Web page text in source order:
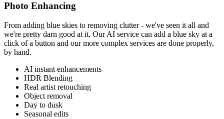
Photo Enhancing​​​​‌ ‍ ​‍​‍‌‍ ‌ ​‍‌‍‍‌‌‍‌ ‌‍‍‌‌‍ ‍​‍​‍​ ‍‍​‍​‍‌ ​ ‌‍​‌‌‍ ‍‌‍‍‌‌ ‌​‌ ‍‌​‍ ‍‌‍‍‌‌‍ ​‍​‍​‍ ​​‍​‍‌‍‍​‌ ​‍‌‍‌‌‌‍‌‍​‍​‍​ ‍‍​‍​‍​‍ ‌‍​‌‌‍‌​‌‍ ‌‌‍‍‌‌‍ ‍​‍ ‌‍‍‌‌‍ ‍‌ ‌​‌‍‌‌‌‍ ‍‌ ‌​​‍ ‌‍‌‌‌‍‌​‌‍‍‌‌ ‌​​‍ ‌‍ ‌‌‍ ‌‍‌​‌‍‌‌​ ‌‌ ​​‌ ​‍‌‍‌‌‌ ​ ‌‍‌‌‌‍ ‍‌ ‌​‌‍​‌‌ ‌​‌‍‍‌‌‍ ‌‍ ‍​ ‍ ‌‍‍‌‌‍‌​​ ‌‌‍‍​‌‍ ‌‍ ‌‌‍‌‌​ ‍ ‌ ‌​‌ ‍‌‌ ​​‌‍‌‌​ ‌‌‍‍​‌‍ ‌‍ ‌‌‍‌‌​ ‍ ‌ ​​‌‍​‌‌ ‌​‌‍‍​​ ‌‌‍​ ‌‍ ‌‍ ‍‌ ‌​‌‍‌‌‌‍ ‍‌ ‌​​‍‌‌​ ‌‌‌​​‍‌‌ ‌‍‍ ‌‍‌‌‌ ‍‌​‍‌‌​ ​ ‌​‌​​‍‌‌​ ​ ‌​‌​​‍‌‌​ ​‍​ ​‍​ ​​‌‍‌‍​ ‌‌‌‍‌​​ ‍​​ ​​‌‍​‍​ ‌‍‌‍‌‍​ ‌‍​ ‌‍​ ​‌​‍‌‌​ ​‍​ ​‍​‍‌‌​ ‌‌‌​‌​​‍ ‍‌‍ ​‌‍‍‌‌ ​ ‌ ‌​​‍‌‌​ ‌‌‌​​‍‌‌ ‌‍‍ ‌‍‌‌‌ ‍‌​‍‌‌​ ​ ‌​‌​​‍‌‌​ ​ ‌​‌​​‍‌‌​ ​‍​ ​‍‌‍​‌​ ​ ‌‍​‍​ ‍‌‌‍​‍‌‍‌​​ ‌‌‌‍‌‌​ ‍‌​ ​‌​ ‌‍​ ​‌​‍‌‌​ ​‍​ ​‍​‍‌‌​ ‌‌‌​‌​​‍ ‍‌ ‌​‌‍‍‌‌ ‌​‌‍ ​‌‍‌‌​‍‌‌​ ‌‌‌​​‍‌‌ ‌‍‍ ‌‍‌‌‌ ‍‌​‍‌‌​ ​ ‌​‌​​‍‌‌​ ​ ‌​‌​​‍‌‌​ ​‍​ ​‍‌‍​‌​ ​ ‌‍​‍​ ‌​‌‍​ ​ ‌ ‌‍​ ​ ​‍​ ‌‌​ ​‍​ ​​​ ‌​​‍‌‌​ ​‍​ ​‍​‍‌‌​ ‌‌‌​‌​​‍ ‍‌‍​ ‌‍‍​‌‍‍‌‌‍ ​‌‍‌​‌ ​‍‌‍‌‌‌‍ ‍​‍‌‌​ ‌‌‌​​‍‌‌ ‌‍‍ ‌‍‌‌‌ ‍‌​‍‌‌​ ​ ‌​‌​​‍‌‌​ ​ ‌​‌​​‍‌‌​ ​‍​ ​‍‌‍‌‌‌‍‌‍​ ‌ ‌‍‌‍​ ‍‌​ ​‍‌‍‌​​ ​‍​ ​ ​ ‌‌​ ‌ ‌‍‌‌​‍‌‌​ ​‍​ ​‍​‍‌‌​ ‌‌‌​‌​​‍ ‍‌ ‌​‌‍‌‌‌ ‍​‌ ‌​​ ‌‍​‍‌‍​‌‌ ​ ‌‍‌‌‌‌‌‌‌ ​‍‌‍ ​​ ‌​‍‌‌​ ​‍‌​‌‍‌‍​‌‌‍‌​‌‍ ‌‌‍‍‌‌‍ ‍​‍‌‍‌‍‍‌‌‍‌​​ ‌‌‍‍​‌‍ ‌‍ ‌‌‍‌‌​‍‌‍‌ ‌​‌ ‍‌‌ ​​‌‍‌‌​ ‌‌‍‍​‌‍ ‌‍ ‌‌‍‌‌​‍‌‍‌ ​​‌‍​‌‌ ‌​‌‍‍​​ ‌‌‍​ ‌‍ ‌‍ ‍‌ ‌​‌‍‌‌‌‍ ‍‌ ‌​​‍‌‌​ ‌‌‌​​‍‌‌ ‌‍‍ ‌‍‌‌‌ ‍‌​‍‌‌​ ​ ‌​‌​​‍‌‌​ ​ ‌​‌​​‍‌‌​ ​‍​ ​‍​ ​​‌‍‌‍​ ‌‌‌‍‌​​ ‍​​ ​​‌‍​‍​ ‌‍‌‍‌‍​ ‌‍​ ‌‍​ ​‌​‍‌‌​ ​‍​ ​‍​‍‌‌​ ‌‌‌​‌​​‍ ‍‌‍ ​‌‍‍‌‌ ​ ‌ ‌​​‍‌‌​ ‌‌‌​​‍‌‌ ‌‍‍ ‌‍‌‌‌ ‍‌​‍‌‌​ ​ ‌​‌​​‍‌‌​ ​ ‌​‌​​‍‌‌​ ​‍​ ​‍‌‍​‌​ ​ ‌‍​‍​ ‍‌‌‍​‍‌‍‌​​ ‌‌‌‍‌‌​ ‍‌​ ​‌​ ‌‍​ ​‌​‍‌‌​ ​‍​ ​‍​‍‌‌​ ‌‌‌​‌​​‍ ‍‌ ‌​‌‍‍‌‌ ‌​‌‍ ​‌‍‌‌​‍‌‌​ ‌‌‌​​‍‌‌ ‌‍‍ ‌‍‌‌‌ ‍‌​‍‌‌​ ​ ‌​‌​​‍‌‌​ ​ ‌​‌​​‍‌‌​ ​‍​ ​‍‌‍​‌​ ​ ‌‍​‍​ ‌​‌‍​ ​ ‌ ‌‍​ ​ ​‍​ ‌‌​ ​‍​ ​​​ ‌​​‍‌‌​ ​‍​ ​‍​‍‌‌​ ‌‌‌​‌​​‍ ‍‌‍​ ‌‍‍​‌‍‍‌‌‍ ​‌‍‌​‌ ​‍‌‍‌‌‌‍ ‍​‍‌‌​ ‌‌‌​​‍‌‌ ‌‍‍ ‌‍‌‌‌ ‍‌​‍‌‌​ ​ ‌​‌​​‍‌‌​ ​ ‌​‌​​‍‌‌​ ​‍​ ​‍‌‍‌‌‌‍‌‍​ ‌ ‌‍‌‍​ ‍‌​ ​‍‌‍‌​​ ​‍​ ​ ​ ‌‌​ ‌ ‌‍‌‌​‍‌‌​ ​‍​ ​‍​‍‌‌​ ‌‌‌​‌​​‍ ‍‌ ‌​‌‍‌‌‌ ‍​‌ ‌​​‍‌‍‌ ​​‌‍‌‌‌ ​‍‌ ​ ‌ ​​‌‍‌‌‌‍​ ‌ ‌​‌‍‍‌‌ ‌‍‌‍‌‌​ ‌‌ ​​‌ ‌‌‌‍​‍‌‍ ​‌‍‍‌‌ ​ ‌‍‍​‌‍‌‌‌‍‌​​‍​‍‌ ‌
From adding blue skies to removing clutter - we've seen it all and
we're pretty darn good at it. Our AI service can add a blue sky at a
click of a button and our more complex services are done properly,
by hand.​​​​‌ ‍ ​‍​‍‌‍ ‌ ​‍‌‍‍‌‌‍‌ ‌‍‍‌‌‍ ‍​‍​‍​ ‍‍​‍​‍‌ ​ ‌‍​‌‌‍ ‍‌‍‍‌‌ ‌​‌ ‍‌​‍ ‍‌‍‍‌‌‍ ​‍​‍​‍ ​​‍​‍‌‍‍​‌ ​‍‌‍‌‌‌‍‌‍​‍​‍​ ‍‍​‍​‍​‍ ‌‍​‌‌‍‌​‌‍ ‌‌‍‍‌‌‍ ‍​‍ ‌‍‍‌‌‍ ‍‌ ‌​‌‍‌‌‌‍ ‍‌ ‌​​‍ ‌‍‌‌‌‍‌​‌‍‍‌‌ ‌​​‍ ‌‍ ‌‌‍ ‌‍‌​‌‍‌‌​ ‌‌ ​​‌ ​‍‌‍‌‌‌ ​ ‌‍‌‌‌‍ ‍‌ ‌​‌‍​‌‌ ‌​‌‍‍‌‌‍ ‌‍ ‍​ ‍ ‌‍‍‌‌‍‌​​ ‌‌‍‍​‌‍ ‌‍ ‌‌‍‌‌​ ‍ ‌ ‌​‌ ‍‌‌ ​​‌‍‌‌​ ‌‌‍‍​‌‍ ‌‍ ‌‌‍‌‌​ ‍ ‌ ​​‌‍​‌‌ ‌​‌‍‍​​ ‌‌‍​ ‌‍ ‌‍ ‍‌ ‌​‌‍‌‌‌‍ ‍‌ ‌​​‍‌‌​ ‌‌‌​​‍‌‌ ‌‍‍ ‌‍‌‌‌ ‍‌​‍‌‌​ ​ ‌​‌​​‍‌‌​ ​ ‌​‌​​‍‌‌​ ​‍​ ​‍​ ​​‌‍‌‍​ ‌‌‌‍‌​​ ‍​​ ​​‌‍​‍​ ‌‍‌‍‌‍​ ‌‍​ ‌‍​ ​‌​‍‌‌​ ​‍​ ​‍​‍‌‌​ ‌‌‌​‌​​‍ ‍‌‍ ​‌‍‍‌‌ ​ ‌ ‌​​‍‌‌​ ‌‌‌​​‍‌‌ ‌‍‍ ‌‍‌‌‌ ‍‌​‍‌‌​ ​ ‌​‌​​‍‌‌​ ​ ‌​‌​​‍‌‌​ ​‍​ ​‍‌‍​‌​ ​ ‌‍​‍​ ‍‌‌‍​‍‌‍‌​​ ‌‌‌‍‌‌​ ‍‌​ ​‌​ ‌‍​ ​‌​‍‌‌​ ​‍​ ​‍​‍‌‌​ ‌‌‌​‌​​‍ ‍‌ ​ ‌ ‌‌‌‍​‍‌ ‌​‌‍‍‌‌ ‌​‌‍ ​‌‍‌‌​‍‌‌​ ‌‌‌​​‍‌‌ ‌‍‍ ‌‍‌‌‌ ‍‌​‍‌‌​ ​ ‌​‌​​‍‌‌​ ​ ‌​‌​​‍‌‌​ ​‍​ ​‍‌‍‌​​ ‍‌​ ​‍‌‍​ ​ ‍‌​ ‌​​ ‍​​ ​‌​ ‌ ‌‍‌‍​ ‌‍​ ‍‌​‍‌‌​ ​‍​ ​‍​‍‌‌​ ‌‌‌​‌​​‍ ‍‌‍​ ‌‍‍​‌‍‍‌‌‍ ​‌‍‌​‌ ​‍‌‍‌‌‌‍ ‍​‍‌‌​ ‌‌‌​​‍‌‌ ‌‍‍ ‌‍‌‌‌ ‍‌​‍‌‌​ ​ ‌​‌​​‍‌‌​ ​ ‌​‌​​‍‌‌​ ​‍​ ​‍‌‍​‌​ ​‍​ ‌ ​ ‌‍​ ‌​​ ​‌​ ‌‍​ ‌‌​ ​​​ ​ ​ ‌‌‌‍​‌​‍‌‌​ ​‍​ ​‍​‍‌‌​ ‌‌‌​‌​​‍ ‍‌ ‌​‌‍‌‌‌ ‍​‌ ‌​​ ‌‍​‍‌‍​‌‌ ​ ‌‍‌‌‌‌‌‌‌ ​‍‌‍ ​​ ‌​‍‌‌​ ​‍‌​‌‍‌‍​‌‌‍‌​‌‍ ‌‌‍‍‌‌‍ ‍​‍‌‍‌‍‍‌‌‍‌​​ ‌‌‍‍​‌‍ ‌‍ ‌‌‍‌‌​‍‌‍‌ ‌​‌ ‍‌‌ ​​‌‍‌‌​ ‌‌‍‍​‌‍ ‌‍ ‌‌‍‌‌​‍‌‍‌ ​​‌‍​‌‌ ‌​‌‍‍​​ ‌‌‍​ ‌‍ ‌‍ ‍‌ ‌​‌‍‌‌‌‍ ‍‌ ‌​​‍‌‌​ ‌‌‌​​‍‌‌ ‌‍‍ ‌‍‌‌‌ ‍‌​‍‌‌​ ​ ‌​‌​​‍‌‌​ ​ ‌​‌​​‍‌‌​ ​‍​ ​‍​ ​​‌‍‌‍​ ‌‌‌‍‌​​ ‍​​ ​​‌‍​‍​ ‌‍‌‍‌‍​ ‌‍​ ‌‍​ ​‌​‍‌‌​ ​‍​ ​‍​‍‌‌​ ‌‌‌​‌​​‍ ‍‌‍ ​‌‍‍‌‌ ​ ‌ ‌​​‍‌‌​ ‌‌‌​​‍‌‌ ‌‍‍ ‌‍‌‌‌ ‍‌​‍‌‌​ ​ ‌​‌​​‍‌‌​ ​ ‌​‌​​‍‌‌​ ​‍​ ​‍‌‍​‌​ ​ ‌‍​‍​ ‍‌‌‍​‍‌‍‌​​ ‌‌‌‍‌‌​ ‍‌​ ​‌​ ‌‍​ ​‌​‍‌‌​ ​‍​ ​‍​‍‌‌​ ‌‌‌​‌​​‍ ‍‌ ​ ‌ ‌‌‌‍​‍‌ ‌​‌‍‍‌‌ ‌​‌‍ ​‌‍‌‌​‍‌‌​ ‌‌‌​​‍‌‌ ‌‍‍ ‌‍‌‌‌ ‍‌​‍‌‌​ ​ ‌​‌​​‍‌‌​ ​ ‌​‌​​‍‌‌​ ​‍​ ​‍‌‍‌​​ ‍‌​ ​‍‌‍​ ​ ‍‌​ ‌​​ ‍​​ ​‌​ ‌ ‌‍‌‍​ ‌‍​ ‍‌​‍‌‌​ ​‍​ ​‍​‍‌‌​ ‌‌‌​‌​​‍ ‍‌‍​ ‌‍‍​‌‍‍‌‌‍ ​‌‍‌​‌ ​‍‌‍‌‌‌‍ ‍​‍‌‌​ ‌‌‌​​‍‌‌ ‌‍‍ ‌‍‌‌‌ ‍‌​‍‌‌​ ​ ‌​‌​​‍‌‌​ ​ ‌​‌​​‍‌‌​ ​‍​ ​‍‌‍​‌​ ​‍​ ‌ ​ ‌‍​ ‌​​ ​‌​ ‌‍​ ‌‌​ ​​​ ​ ​ ‌‌‌‍​‌​‍‌‌​ ​‍​ ​‍​‍‌‌​ ‌‌‌​‌​​‍ ‍‌ ‌​‌‍‌‌‌ ‍​‌ ‌​​‍‌‍‌ ​​‌‍‌‌‌ ​‍‌ ​ ‌ ​​‌‍‌‌‌‍​ ‌ ‌​‌‍‍‌‌ ‌‍‌‍‌‌​ ‌‌ ​​‌ ‌‌‌‍​‍‌‍ ​‌‍‍‌‌ ​ ‌‍‍​‌‍‌‌‌‍‌​​‍​‍‌ ‌
AI instant enhancements​​​​‌ ‍ ​‍​‍‌‍ ‌ ​‍‌‍‍‌‌‍‌ ‌‍‍‌‌‍ ‍​‍​‍​ ‍‍​‍​‍‌ ​ ‌‍​‌‌‍ ‍‌‍‍‌‌ ‌​‌ ‍‌​‍ ‍‌‍‍‌‌‍ ​‍​‍​‍ ​​‍​‍‌‍‍​‌ ​‍‌‍‌‌‌‍‌‍​‍​‍​ ‍‍​‍​‍​‍ ‌‍​‌‌‍‌​‌‍ ‌‌‍‍‌‌‍ ‍​‍ ‌‍‍‌‌‍ ‍‌ ‌​‌‍‌‌‌‍ ‍‌ ‌​​‍ ‌‍‌‌‌‍‌​‌‍‍‌‌ ‌​​‍ ‌‍ ‌‌‍ ‌‍‌​‌‍‌‌​ ‌‌ ​​‌ ​‍‌‍‌‌‌ ​ ‌‍‌‌‌‍ ‍‌ ‌​‌‍​‌‌ ‌​‌‍‍‌‌‍ ‌‍ ‍​ ‍ ‌‍‍‌‌‍‌​​ ‌‌‍‍​‌‍ ‌‍ ‌‌‍‌‌​ ‍ ‌ ‌​‌ ‍‌‌ ​​‌‍‌‌​ ‌‌‍‍​‌‍ ‌‍ ‌‌‍‌‌​ ‍ ‌ ​​‌‍​‌‌ ‌​‌‍‍​​ ‌‌‍​ ‌‍ ‌‍ ‍‌ ‌​‌‍‌‌‌‍ ‍‌ ‌​​‍‌‌​ ‌‌‌​​‍‌‌ ‌‍‍ ‌‍‌‌‌ ‍‌​‍‌‌​ ​ ‌​‌​​‍‌‌​ ​ ‌​‌​​‍‌‌​ ​‍​ ​‍​ ​​‌‍‌‍​ ‌‌‌‍‌​​ ‍​​ ​​‌‍​‍​ ‌‍‌‍‌‍​ ‌‍​ ‌‍​ ​‌​‍‌‌​ ​‍​ ​‍​‍‌‌​ ‌‌‌​‌​​‍ ‍‌‍ ​‌‍‍‌‌ ​ ‌ ‌​​‍‌‌​ ‌‌‌​​‍‌‌ ‌‍‍ ‌‍‌‌‌ ‍‌​‍‌‌​ ​ ‌​‌​​‍‌‌​ ​ ‌​‌​​‍‌‌​ ​‍​ ​‍‌‍​‌​ ​ ‌‍​‍​ ‍‌‌‍​‍‌‍‌​​ ‌‌‌‍‌‌​ ‍‌​ ​‌​ ‌‍​ ​‌​‍‌‌​ ​‍​ ​‍​‍‌‌​ ‌‌‌​‌​​‍ ‍‌ ​ ‌ ‌‌‌‍​‍‌ ‌​‌‍‍‌‌ ‌​‌‍ ​‌‍‌‌​‍‌‌​ ‌‌‌​​‍‌‌ ‌‍‍ ‌‍‌‌‌ ‍‌​‍‌‌​ ​ ‌​‌​​‍‌‌​ ​ ‌​‌​​‍‌‌​ ​‍​ ​‍‌‍‌​​ ‌​​ ‍‌​ ​ ​ ‍​​ ​​‌‍‌‍​ ‌‍‌‍‌​‌‍​‌‌‍‌​‌‍​‍​‍‌‌​ ​‍​ ​‍​‍‌‌​ ‌‌‌​‌​​‍ ‍‌‍​ ‌‍‍​‌‍‍‌‌‍ ​‌‍‌​‌ ​‍‌‍‌‌‌‍ ‍​‍‌‌​ ‌‌‌​​‍‌‌ ‌‍‍ ‌‍‌‌‌ ‍‌​‍‌‌​ ​ ‌​‌​​‍‌‌​ ​ ‌​‌​​‍‌‌​ ​‍​ ​‍​ ‌‍‌‍‌‌‌‍‌​​ ‌‍‌‍​‍‌‍‌‍‌‍‌​​ ​‍‌‍​‌​ ‌‌​ ‍‌​ ​‍​‍‌‌​ ​‍​ ​‍​‍‌‌​ ‌‌‌​‌​​‍ ‍‌ ‌​‌‍‌‌‌ ‍​‌ ‌​​ ‌‍​‍‌‍​‌‌ ​ ‌‍‌‌‌‌‌‌‌ ​‍‌‍ ​​ ‌​‍‌‌​ ​‍‌​‌‍‌‍​‌‌‍‌​‌‍ ‌‌‍‍‌‌‍ ‍​‍‌‍‌‍‍‌‌‍‌​​ ‌‌‍‍​‌‍ ‌‍ ‌‌‍‌‌​‍‌‍‌ ‌​‌ ‍‌‌ ​​‌‍‌‌​ ‌‌‍‍​‌‍ ‌‍ ‌‌‍‌‌​‍‌‍‌ ​​‌‍​‌‌ ‌​‌‍‍​​ ‌‌‍​ ‌‍ ‌‍ ‍‌ ‌​‌‍‌‌‌‍ ‍‌ ‌​​‍‌‌​ ‌‌‌​​‍‌‌ ‌‍‍ ‌‍‌‌‌ ‍‌​‍‌‌​ ​ ‌​‌​​‍‌‌​ ​ ‌​‌​​‍‌‌​ ​‍​ ​‍​ ​​‌‍‌‍​ ‌‌‌‍‌​​ ‍​​ ​​‌‍​‍​ ‌‍‌‍‌‍​ ‌‍​ ‌‍​ ​‌​‍‌‌​ ​‍​ ​‍​‍‌‌​ ‌‌‌​‌​​‍ ‍‌‍ ​‌‍‍‌‌ ​ ‌ ‌​​‍‌‌​ ‌‌‌​​‍‌‌ ‌‍‍ ‌‍‌‌‌ ‍‌​‍‌‌​ ​ ‌​‌​​‍‌‌​ ​ ‌​‌​​‍‌‌​ ​‍​ ​‍‌‍​‌​ ​ ‌‍​‍​ ‍‌‌‍​‍‌‍‌​​ ‌‌‌‍‌‌​ ‍‌​ ​‌​ ‌‍​ ​‌​‍‌‌​ ​‍​ ​‍​‍‌‌​ ‌‌‌​‌​​‍ ‍‌ ​ ‌ ‌‌‌‍​‍‌ ‌​‌‍‍‌‌ ‌​‌‍ ​‌‍‌‌​‍‌‌​ ‌‌‌​​‍‌‌ ‌‍‍ ‌‍‌‌‌ ‍‌​‍‌‌​ ​ ‌​‌​​‍‌‌​ ​ ‌​‌​​‍‌‌​ ​‍​ ​‍‌‍‌​​ ‌​​ ‍‌​ ​ ​ ‍​​ ​​‌‍‌‍​ ‌‍‌‍‌​‌‍​‌‌‍‌​‌‍​‍​‍‌‌​ ​‍​ ​‍​‍‌‌​ ‌‌‌​‌​​‍ ‍‌‍​ ‌‍‍​‌‍‍‌‌‍ ​‌‍‌​‌ ​‍‌‍‌‌‌‍ ‍​‍‌‌​ ‌‌‌​​‍‌‌ ‌‍‍ ‌‍‌‌‌ ‍‌​‍‌‌​ ​ ‌​‌​​‍‌‌​ ​ ‌​‌​​‍‌‌​ ​‍​ ​‍​ ‌‍‌‍‌‌‌‍‌​​ ‌‍‌‍​‍‌‍‌‍‌‍‌​​ ​‍‌‍​‌​ ‌‌​ ‍‌​ ​‍​‍‌‌​ ​‍​ ​‍​‍‌‌​ ‌‌‌​‌​​‍ ‍‌ ‌​‌‍‌‌‌ ‍​‌ ‌​​‍‌‍‌ ​​‌‍‌‌‌ ​‍‌ ​ ‌ ​​‌‍‌‌‌‍​ ‌ ‌​‌‍‍‌‌ ‌‍‌‍‌‌​ ‌‌ ​​‌ ‌‌‌‍​‍‌‍ ​‌‍‍‌‌ ​ ‌‍‍​‌‍‌‌‌‍‌​​‍​‍‌ ‌
HDR Blending​​​​‌ ‍ ​‍​‍‌‍ ‌ ​‍‌‍‍‌‌‍‌ ‌‍‍‌‌‍ ‍​‍​‍​ ‍‍​‍​‍‌ ​ ‌‍​‌‌‍ ‍‌‍‍‌‌ ‌​‌ ‍‌​‍ ‍‌‍‍‌‌‍ ​‍​‍​‍ ​​‍​‍‌‍‍​‌ ​‍‌‍‌‌‌‍‌‍​‍​‍​ ‍‍​‍​‍​‍ ‌‍​‌‌‍‌​‌‍ ‌‌‍‍‌‌‍ ‍​‍ ‌‍‍‌‌‍ ‍‌ ‌​‌‍‌‌‌‍ ‍‌ ‌​​‍ ‌‍‌‌‌‍‌​‌‍‍‌‌ ‌​​‍ ‌‍ ‌‌‍ ‌‍‌​‌‍‌‌​ ‌‌ ​​‌ ​‍‌‍‌‌‌ ​ ‌‍‌‌‌‍ ‍‌ ‌​‌‍​‌‌ ‌​‌‍‍‌‌‍ ‌‍ ‍​ ‍ ‌‍‍‌‌‍‌​​ ‌‌‍‍​‌‍ ‌‍ ‌‌‍‌‌​ ‍ ‌ ‌​‌ ‍‌‌ ​​‌‍‌‌​ ‌‌‍‍​‌‍ ‌‍ ‌‌‍‌‌​ ‍ ‌ ​​‌‍​‌‌ ‌​‌‍‍​​ ‌‌‍​ ‌‍ ‌‍ ‍‌ ‌​‌‍‌‌‌‍ ‍‌ ‌​​‍‌‌​ ‌‌‌​​‍‌‌ ‌‍‍ ‌‍‌‌‌ ‍‌​‍‌‌​ ​ ‌​‌​​‍‌‌​ ​ ‌​‌​​‍‌‌​ ​‍​ ​‍​ ​​‌‍‌‍​ ‌‌‌‍‌​​ ‍​​ ​​‌‍​‍​ ‌‍‌‍‌‍​ ‌‍​ ‌‍​ ​‌​‍‌‌​ ​‍​ ​‍​‍‌‌​ ‌‌‌​‌​​‍ ‍‌‍ ​‌‍‍‌‌ ​ ‌ ‌​​‍‌‌​ ‌‌‌​​‍‌‌ ‌‍‍ ‌‍‌‌‌ ‍‌​‍‌‌​ ​ ‌​‌​​‍‌‌​ ​ ‌​‌​​‍‌‌​ ​‍​ ​‍‌‍​‌​ ​ ‌‍​‍​ ‍‌‌‍​‍‌‍‌​​ ‌‌‌‍‌‌​ ‍‌​ ​‌​ ‌‍​ ​‌​‍‌‌​ ​‍​ ​‍​‍‌‌​ ‌‌‌​‌​​‍ ‍‌ ​ ‌ ‌‌‌‍​‍‌ ‌​‌‍‍‌‌ ‌​‌‍ ​‌‍‌‌​‍‌‌​ ‌‌‌​​‍‌‌ ‌‍‍ ‌‍‌‌‌ ‍‌​‍‌‌​ ​ ‌​‌​​‍‌‌​ ​ ‌​‌​​‍‌‌​ ​‍​ ​‍​ ​​​ ‌‍​ ​ ​ ​‍​ ‍​​ ‌ ​ ​‍‌‍​ ‌‍‌‍​ ​​‌‍‌‍​ ‌ ​‍‌‌​ ​‍​ ​‍​‍‌‌​ ‌‌‌​‌​​‍ ‍‌‍​ ‌‍‍​‌‍‍‌‌‍ ​‌‍‌​‌ ​‍‌‍‌‌‌‍ ‍​‍‌‌​ ‌‌‌​​‍‌‌ ‌‍‍ ‌‍‌‌‌ ‍‌​‍‌‌​ ​ ‌​‌​​‍‌‌​ ​ ‌​‌​​‍‌‌​ ​‍​ ​‍‌‍​ ​ ‍‌‌‍‌‌‌‍​‌‌‍‌​‌‍‌​‌‍​‍​ ‌‍‌‍‌​‌‍‌​‌‍​‌​ ​‌​‍‌‌​ ​‍​ ​‍​‍‌‌​ ‌‌‌​‌​​‍ ‍‌ ‌​‌‍‌‌‌ ‍​‌ ‌​​ ‌‍​‍‌‍​‌‌ ​ ‌‍‌‌‌‌‌‌‌ ​‍‌‍ ​​ ‌​‍‌‌​ ​‍‌​‌‍‌‍​‌‌‍‌​‌‍ ‌‌‍‍‌‌‍ ‍​‍‌‍‌‍‍‌‌‍‌​​ ‌‌‍‍​‌‍ ‌‍ ‌‌‍‌‌​‍‌‍‌ ‌​‌ ‍‌‌ ​​‌‍‌‌​ ‌‌‍‍​‌‍ ‌‍ ‌‌‍‌‌​‍‌‍‌ ​​‌‍​‌‌ ‌​‌‍‍​​ ‌‌‍​ ‌‍ ‌‍ ‍‌ ‌​‌‍‌‌‌‍ ‍‌ ‌​​‍‌‌​ ‌‌‌​​‍‌‌ ‌‍‍ ‌‍‌‌‌ ‍‌​‍‌‌​ ​ ‌​‌​​‍‌‌​ ​ ‌​‌​​‍‌‌​ ​‍​ ​‍​ ​​‌‍‌‍​ ‌‌‌‍‌​​ ‍​​ ​​‌‍​‍​ ‌‍‌‍‌‍​ ‌‍​ ‌‍​ ​‌​‍‌‌​ ​‍​ ​‍​‍‌‌​ ‌‌‌​‌​​‍ ‍‌‍ ​‌‍‍‌‌ ​ ‌ ‌​​‍‌‌​ ‌‌‌​​‍‌‌ ‌‍‍ ‌‍‌‌‌ ‍‌​‍‌‌​ ​ ‌​‌​​‍‌‌​ ​ ‌​‌​​‍‌‌​ ​‍​ ​‍‌‍​‌​ ​ ‌‍​‍​ ‍‌‌‍​‍‌‍‌​​ ‌‌‌‍‌‌​ ‍‌​ ​‌​ ‌‍​ ​‌​‍‌‌​ ​‍​ ​‍​‍‌‌​ ‌‌‌​‌​​‍ ‍‌ ​ ‌ ‌‌‌‍​‍‌ ‌​‌‍‍‌‌ ‌​‌‍ ​‌‍‌‌​‍‌‌​ ‌‌‌​​‍‌‌ ‌‍‍ ‌‍‌‌‌ ‍‌​‍‌‌​ ​ ‌​‌​​‍‌‌​ ​ ‌​‌​​‍‌‌​ ​‍​ ​‍​ ​​​ ‌‍​ ​ ​ ​‍​ ‍​​ ‌ ​ ​‍‌‍​ ‌‍‌‍​ ​​‌‍‌‍​ ‌ ​‍‌‌​ ​‍​ ​‍​‍‌‌​ ‌‌‌​‌​​‍ ‍‌‍​ ‌‍‍​‌‍‍‌‌‍ ​‌‍‌​‌ ​‍‌‍‌‌‌‍ ‍​‍‌‌​ ‌‌‌​​‍‌‌ ‌‍‍ ‌‍‌‌‌ ‍‌​‍‌‌​ ​ ‌​‌​​‍‌‌​ ​ ‌​‌​​‍‌‌​ ​‍​ ​‍‌‍​ ​ ‍‌‌‍‌‌‌‍​‌‌‍‌​‌‍‌​‌‍​‍​ ‌‍‌‍‌​‌‍‌​‌‍​‌​ ​‌​‍‌‌​ ​‍​ ​‍​‍‌‌​ ‌‌‌​‌​​‍ ‍‌ ‌​‌‍‌‌‌ ‍​‌ ‌​​‍‌‍‌ ​​‌‍‌‌‌ ​‍‌ ​ ‌ ​​‌‍‌‌‌‍​ ‌ ‌​‌‍‍‌‌ ‌‍‌‍‌‌​ ‌‌ ​​‌ ‌‌‌‍​‍‌‍ ​‌‍‍‌‌ ​ ‌‍‍​‌‍‌‌‌‍‌​​‍​‍‌ ‌
Real artist retouching​​​​‌ ‍ ​‍​‍‌‍ ‌ ​‍‌‍‍‌‌‍‌ ‌‍‍‌‌‍ ‍​‍​‍​ ‍‍​‍​‍‌ ​ ‌‍​‌‌‍ ‍‌‍‍‌‌ ‌​‌ ‍‌​‍ ‍‌‍‍‌‌‍ ​‍​‍​‍ ​​‍​‍‌‍‍​‌ ​‍‌‍‌‌‌‍‌‍​‍​‍​ ‍‍​‍​‍​‍ ‌‍​‌‌‍‌​‌‍ ‌‌‍‍‌‌‍ ‍​‍ ‌‍‍‌‌‍ ‍‌ ‌​‌‍‌‌‌‍ ‍‌ ‌​​‍ ‌‍‌‌‌‍‌​‌‍‍‌‌ ‌​​‍ ‌‍ ‌‌‍ ‌‍‌​‌‍‌‌​ ‌‌ ​​‌ ​‍‌‍‌‌‌ ​ ‌‍‌‌‌‍ ‍‌ ‌​‌‍​‌‌ ‌​‌‍‍‌‌‍ ‌‍ ‍​ ‍ ‌‍‍‌‌‍‌​​ ‌‌‍‍​‌‍ ‌‍ ‌‌‍‌‌​ ‍ ‌ ‌​‌ ‍‌‌ ​​‌‍‌‌​ ‌‌‍‍​‌‍ ‌‍ ‌‌‍‌‌​ ‍ ‌ ​​‌‍​‌‌ ‌​‌‍‍​​ ‌‌‍​ ‌‍ ‌‍ ‍‌ ‌​‌‍‌‌‌‍ ‍‌ ‌​​‍‌‌​ ‌‌‌​​‍‌‌ ‌‍‍ ‌‍‌‌‌ ‍‌​‍‌‌​ ​ ‌​‌​​‍‌‌​ ​ ‌​‌​​‍‌‌​ ​‍​ ​‍​ ​​‌‍‌‍​ ‌‌‌‍‌​​ ‍​​ ​​‌‍​‍​ ‌‍‌‍‌‍​ ‌‍​ ‌‍​ ​‌​‍‌‌​ ​‍​ ​‍​‍‌‌​ ‌‌‌​‌​​‍ ‍‌‍ ​‌‍‍‌‌ ​ ‌ ‌​​‍‌‌​ ‌‌‌​​‍‌‌ ‌‍‍ ‌‍‌‌‌ ‍‌​‍‌‌​ ​ ‌​‌​​‍‌‌​ ​ ‌​‌​​‍‌‌​ ​‍​ ​‍‌‍​‌​ ​ ‌‍​‍​ ‍‌‌‍​‍‌‍‌​​ ‌‌‌‍‌‌​ ‍‌​ ​‌​ ‌‍​ ​‌​‍‌‌​ ​‍​ ​‍​‍‌‌​ ‌‌‌​‌​​‍ ‍‌ ​ ‌ ‌‌‌‍​‍‌ ‌​‌‍‍‌‌ ‌​‌‍ ​‌‍‌‌​‍‌‌​ ‌‌‌​​‍‌‌ ‌‍‍ ‌‍‌‌‌ ‍‌​‍‌‌​ ​ ‌​‌​​‍‌‌​ ​ ‌​‌​​‍‌‌​ ​‍​ ​‍‌‍‌‍‌‍‌‌​ ​‍​ ​​​ ‌ ​ ‌​​ ‌‍‌‍​‌​ ‍‌​ ‌ ​ ‌ ​ ‌‌​‍‌‌​ ​‍​ ​‍​‍‌‌​ ‌‌‌​‌​​‍ ‍‌‍​ ‌‍‍​‌‍‍‌‌‍ ​‌‍‌​‌ ​‍‌‍‌‌‌‍ ‍​‍‌‌​ ‌‌‌​​‍‌‌ ‌‍‍ ‌‍‌‌‌ ‍‌​‍‌‌​ ​ ‌​‌​​‍‌‌​ ​ ‌​‌​​‍‌‌​ ​‍​ ​‍‌‍​ ‌‍​‌​ ‌​​ ‍​​ ‍‌​ ​‌​ ​​​ ​‌‌‍‌‌‌‍​ ​ ‌‍‌‍‌‍​‍‌‌​ ​‍​ ​‍​‍‌‌​ ‌‌‌​‌​​‍ ‍‌ ‌​‌‍‌‌‌ ‍​‌ ‌​​ ‌‍​‍‌‍​‌‌ ​ ‌‍‌‌‌‌‌‌‌ ​‍‌‍ ​​ ‌​‍‌‌​ ​‍‌​‌‍‌‍​‌‌‍‌​‌‍ ‌‌‍‍‌‌‍ ‍​‍‌‍‌‍‍‌‌‍‌​​ ‌‌‍‍​‌‍ ‌‍ ‌‌‍‌‌​‍‌‍‌ ‌​‌ ‍‌‌ ​​‌‍‌‌​ ‌‌‍‍​‌‍ ‌‍ ‌‌‍‌‌​‍‌‍‌ ​​‌‍​‌‌ ‌​‌‍‍​​ ‌‌‍​ ‌‍ ‌‍ ‍‌ ‌​‌‍‌‌‌‍ ‍‌ ‌​​‍‌‌​ ‌‌‌​​‍‌‌ ‌‍‍ ‌‍‌‌‌ ‍‌​‍‌‌​ ​ ‌​‌​​‍‌‌​ ​ ‌​‌​​‍‌‌​ ​‍​ ​‍​ ​​‌‍‌‍​ ‌‌‌‍‌​​ ‍​​ ​​‌‍​‍​ ‌‍‌‍‌‍​ ‌‍​ ‌‍​ ​‌​‍‌‌​ ​‍​ ​‍​‍‌‌​ ‌‌‌​‌​​‍ ‍‌‍ ​‌‍‍‌‌ ​ ‌ ‌​​‍‌‌​ ‌‌‌​​‍‌‌ ‌‍‍ ‌‍‌‌‌ ‍‌​‍‌‌​ ​ ‌​‌​​‍‌‌​ ​ ‌​‌​​‍‌‌​ ​‍​ ​‍‌‍​‌​ ​ ‌‍​‍​ ‍‌‌‍​‍‌‍‌​​ ‌‌‌‍‌‌​ ‍‌​ ​‌​ ‌‍​ ​‌​‍‌‌​ ​‍​ ​‍​‍‌‌​ ‌‌‌​‌​​‍ ‍‌ ​ ‌ ‌‌‌‍​‍‌ ‌​‌‍‍‌‌ ‌​‌‍ ​‌‍‌‌​‍‌‌​ ‌‌‌​​‍‌‌ ‌‍‍ ‌‍‌‌‌ ‍‌​‍‌‌​ ​ ‌​‌​​‍‌‌​ ​ ‌​‌​​‍‌‌​ ​‍​ ​‍‌‍‌‍‌‍‌‌​ ​‍​ ​​​ ‌ ​ ‌​​ ‌‍‌‍​‌​ ‍‌​ ‌ ​ ‌ ​ ‌‌​‍‌‌​ ​‍​ ​‍​‍‌‌​ ‌‌‌​‌​​‍ ‍‌‍​ ‌‍‍​‌‍‍‌‌‍ ​‌‍‌​‌ ​‍‌‍‌‌‌‍ ‍​‍‌‌​ ‌‌‌​​‍‌‌ ‌‍‍ ‌‍‌‌‌ ‍‌​‍‌‌​ ​ ‌​‌​​‍‌‌​ ​ ‌​‌​​‍‌‌​ ​‍​ ​‍‌‍​ ‌‍​‌​ ‌​​ ‍​​ ‍‌​ ​‌​ ​​​ ​‌‌‍‌‌‌‍​ ​ ‌‍‌‍‌‍​‍‌‌​ ​‍​ ​‍​‍‌‌​ ‌‌‌​‌​​‍ ‍‌ ‌​‌‍‌‌‌ ‍​‌ ‌​​‍‌‍‌ ​​‌‍‌‌‌ ​‍‌ ​ ‌ ​​‌‍‌‌‌‍​ ‌ ‌​‌‍‍‌‌ ‌‍‌‍‌‌​ ‌‌ ​​‌ ‌‌‌‍​‍‌‍ ​‌‍‍‌‌ ​ ‌‍‍​‌‍‌‌‌‍‌​​‍​‍‌ ‌
Object removal ​​​​‌ ‍ ​‍​‍‌‍ ‌ ​‍‌‍‍‌‌‍‌ ‌‍‍‌‌‍ ‍​‍​‍​ ‍‍​‍​‍‌ ​ ‌‍​‌‌‍ ‍‌‍‍‌‌ ‌​‌ ‍‌​‍ ‍‌‍‍‌‌‍ ​‍​‍​‍ ​​‍​‍‌‍‍​‌ ​‍‌‍‌‌‌‍‌‍​‍​‍​ ‍‍​‍​‍​‍ ‌‍​‌‌‍‌​‌‍ ‌‌‍‍‌‌‍ ‍​‍ ‌‍‍‌‌‍ ‍‌ ‌​‌‍‌‌‌‍ ‍‌ ‌​​‍ ‌‍‌‌‌‍‌​‌‍‍‌‌ ‌​​‍ ‌‍ ‌‌‍ ‌‍‌​‌‍‌‌​ ‌‌ ​​‌ ​‍‌‍‌‌‌ ​ ‌‍‌‌‌‍ ‍‌ ‌​‌‍​‌‌ ‌​‌‍‍‌‌‍ ‌‍ ‍​ ‍ ‌‍‍‌‌‍‌​​ ‌‌‍‍​‌‍ ‌‍ ‌‌‍‌‌​ ‍ ‌ ‌​‌ ‍‌‌ ​​‌‍‌‌​ ‌‌‍‍​‌‍ ‌‍ ‌‌‍‌‌​ ‍ ‌ ​​‌‍​‌‌ ‌​‌‍‍​​ ‌‌‍​ ‌‍ ‌‍ ‍‌ ‌​‌‍‌‌‌‍ ‍‌ ‌​​‍‌‌​ ‌‌‌​​‍‌‌ ‌‍‍ ‌‍‌‌‌ ‍‌​‍‌‌​ ​ ‌​‌​​‍‌‌​ ​ ‌​‌​​‍‌‌​ ​‍​ ​‍​ ​​‌‍‌‍​ ‌‌‌‍‌​​ ‍​​ ​​‌‍​‍​ ‌‍‌‍‌‍​ ‌‍​ ‌‍​ ​‌​‍‌‌​ ​‍​ ​‍​‍‌‌​ ‌‌‌​‌​​‍ ‍‌‍ ​‌‍‍‌‌ ​ ‌ ‌​​‍‌‌​ ‌‌‌​​‍‌‌ ‌‍‍ ‌‍‌‌‌ ‍‌​‍‌‌​ ​ ‌​‌​​‍‌‌​ ​ ‌​‌​​‍‌‌​ ​‍​ ​‍‌‍​‌​ ​ ‌‍​‍​ ‍‌‌‍​‍‌‍‌​​ ‌‌‌‍‌‌​ ‍‌​ ​‌​ ‌‍​ ​‌​‍‌‌​ ​‍​ ​‍​‍‌‌​ ‌‌‌​‌​​‍ ‍‌ ​ ‌ ‌‌‌‍​‍‌ ‌​‌‍‍‌‌ ‌​‌‍ ​‌‍‌‌​‍‌‌​ ‌‌‌​​‍‌‌ ‌‍‍ ‌‍‌‌‌ ‍‌​‍‌‌​ ​ ‌​‌​​‍‌‌​ ​ ‌​‌​​‍‌‌​ ​‍​ ​‍​ ‍​‌‍‌​‌‍​‍​ ‌‍​ ‌‌​ ‍‌​ ‌ ​ ‍​​ ‍‌​ ​​​ ​​​ ‌‍​‍‌‌​ ​‍​ ​‍​‍‌‌​ ‌‌‌​‌​​‍ ‍‌‍​ ‌‍‍​‌‍‍‌‌‍ ​‌‍‌​‌ ​‍‌‍‌‌‌‍ ‍​‍‌‌​ ‌‌‌​​‍‌‌ ‌‍‍ ‌‍‌‌‌ ‍‌​‍‌‌​ ​ ‌​‌​​‍‌‌​ ​ ‌​‌​​‍‌‌​ ​‍​ ​‍‌‍​‍‌‍​‌‌‍‌‍​ ‌‌‌‍​‌​ ​​​ ​‍​ ‌​​ ‌‍​ ‌‌​ ‍​​ ​‍​‍‌‌​ ​‍​ ​‍​‍‌‌​ ‌‌‌​‌​​‍ ‍‌ ‌​‌‍‌‌‌ ‍​‌ ‌​​ ‌‍​‍‌‍​‌‌ ​ ‌‍‌‌‌‌‌‌‌ ​‍‌‍ ​​ ‌​‍‌‌​ ​‍‌​‌‍‌‍​‌‌‍‌​‌‍ ‌‌‍‍‌‌‍ ‍​‍‌‍‌‍‍‌‌‍‌​​ ‌‌‍‍​‌‍ ‌‍ ‌‌‍‌‌​‍‌‍‌ ‌​‌ ‍‌‌ ​​‌‍‌‌​ ‌‌‍‍​‌‍ ‌‍ ‌‌‍‌‌​‍‌‍‌ ​​‌‍​‌‌ ‌​‌‍‍​​ ‌‌‍​ ‌‍ ‌‍ ‍‌ ‌​‌‍‌‌‌‍ ‍‌ ‌​​‍‌‌​ ‌‌‌​​‍‌‌ ‌‍‍ ‌‍‌‌‌ ‍‌​‍‌‌​ ​ ‌​‌​​‍‌‌​ ​ ‌​‌​​‍‌‌​ ​‍​ ​‍​ ​​‌‍‌‍​ ‌‌‌‍‌​​ ‍​​ ​​‌‍​‍​ ‌‍‌‍‌‍​ ‌‍​ ‌‍​ ​‌​‍‌‌​ ​‍​ ​‍​‍‌‌​ ‌‌‌​‌​​‍ ‍‌‍ ​‌‍‍‌‌ ​ ‌ ‌​​‍‌‌​ ‌‌‌​​‍‌‌ ‌‍‍ ‌‍‌‌‌ ‍‌​‍‌‌​ ​ ‌​‌​​‍‌‌​ ​ ‌​‌​​‍‌‌​ ​‍​ ​‍‌‍​‌​ ​ ‌‍​‍​ ‍‌‌‍​‍‌‍‌​​ ‌‌‌‍‌‌​ ‍‌​ ​‌​ ‌‍​ ​‌​‍‌‌​ ​‍​ ​‍​‍‌‌​ ‌‌‌​‌​​‍ ‍‌ ​ ‌ ‌‌‌‍​‍‌ ‌​‌‍‍‌‌ ‌​‌‍ ​‌‍‌‌​‍‌‌​ ‌‌‌​​‍‌‌ ‌‍‍ ‌‍‌‌‌ ‍‌​‍‌‌​ ​ ‌​‌​​‍‌‌​ ​ ‌​‌​​‍‌‌​ ​‍​ ​‍​ ‍​‌‍‌​‌‍​‍​ ‌‍​ ‌‌​ ‍‌​ ‌ ​ ‍​​ ‍‌​ ​​​ ​​​ ‌‍​‍‌‌​ ​‍​ ​‍​‍‌‌​ ‌‌‌​‌​​‍ ‍‌‍​ ‌‍‍​‌‍‍‌‌‍ ​‌‍‌​‌ ​‍‌‍‌‌‌‍ ‍​‍‌‌​ ‌‌‌​​‍‌‌ ‌‍‍ ‌‍‌‌‌ ‍‌​‍‌‌​ ​ ‌​‌​​‍‌‌​ ​ ‌​‌​​‍‌‌​ ​‍​ ​‍‌‍​‍‌‍​‌‌‍‌‍​ ‌‌‌‍​‌​ ​​​ ​‍​ ‌​​ ‌‍​ ‌‌​ ‍​​ ​‍​‍‌‌​ ​‍​ ​‍​‍‌‌​ ‌‌‌​‌​​‍ ‍‌ ‌​‌‍‌‌‌ ‍​‌ ‌​​‍‌‍‌ ​​‌‍‌‌‌ ​‍‌ ​ ‌ ​​‌‍‌‌‌‍​ ‌ ‌​‌‍‍‌‌ ‌‍‌‍‌‌​ ‌‌ ​​‌ ‌‌‌‍​‍‌‍ ​‌‍‍‌‌ ​ ‌‍‍​‌‍‌‌‌‍‌​​‍​‍‌ ‌
Day to dusk​​​​‌ ‍ ​‍​‍‌‍ ‌ ​‍‌‍‍‌‌‍‌ ‌‍‍‌‌‍ ‍​‍​‍​ ‍‍​‍​‍‌ ​ ‌‍​‌‌‍ ‍‌‍‍‌‌ ‌​‌ ‍‌​‍ ‍‌‍‍‌‌‍ ​‍​‍​‍ ​​‍​‍‌‍‍​‌ ​‍‌‍‌‌‌‍‌‍​‍​‍​ ‍‍​‍​‍​‍ ‌‍​‌‌‍‌​‌‍ ‌‌‍‍‌‌‍ ‍​‍ ‌‍‍‌‌‍ ‍‌ ‌​‌‍‌‌‌‍ ‍‌ ‌​​‍ ‌‍‌‌‌‍‌​‌‍‍‌‌ ‌​​‍ ‌‍ ‌‌‍ ‌‍‌​‌‍‌‌​ ‌‌ ​​‌ ​‍‌‍‌‌‌ ​ ‌‍‌‌‌‍ ‍‌ ‌​‌‍​‌‌ ‌​‌‍‍‌‌‍ ‌‍ ‍​ ‍ ‌‍‍‌‌‍‌​​ ‌‌‍‍​‌‍ ‌‍ ‌‌‍‌‌​ ‍ ‌ ‌​‌ ‍‌‌ ​​‌‍‌‌​ ‌‌‍‍​‌‍ ‌‍ ‌‌‍‌‌​ ‍ ‌ ​​‌‍​‌‌ ‌​‌‍‍​​ ‌‌‍​ ‌‍ ‌‍ ‍‌ ‌​‌‍‌‌‌‍ ‍‌ ‌​​‍‌‌​ ‌‌‌​​‍‌‌ ‌‍‍ ‌‍‌‌‌ ‍‌​‍‌‌​ ​ ‌​‌​​‍‌‌​ ​ ‌​‌​​‍‌‌​ ​‍​ ​‍​ ​​‌‍‌‍​ ‌‌‌‍‌​​ ‍​​ ​​‌‍​‍​ ‌‍‌‍‌‍​ ‌‍​ ‌‍​ ​‌​‍‌‌​ ​‍​ ​‍​‍‌‌​ ‌‌‌​‌​​‍ ‍‌‍ ​‌‍‍‌‌ ​ ‌ ‌​​‍‌‌​ ‌‌‌​​‍‌‌ ‌‍‍ ‌‍‌‌‌ ‍‌​‍‌‌​ ​ ‌​‌​​‍‌‌​ ​ ‌​‌​​‍‌‌​ ​‍​ ​‍‌‍​‌​ ​ ‌‍​‍​ ‍‌‌‍​‍‌‍‌​​ ‌‌‌‍‌‌​ ‍‌​ ​‌​ ‌‍​ ​‌​‍‌‌​ ​‍​ ​‍​‍‌‌​ ‌‌‌​‌​​‍ ‍‌ ​ ‌ ‌‌‌‍​‍‌ ‌​‌‍‍‌‌ ‌​‌‍ ​‌‍‌‌​‍‌‌​ ‌‌‌​​‍‌‌ ‌‍‍ ‌‍‌‌‌ ‍‌​‍‌‌​ ​ ‌​‌​​‍‌‌​ ​ ‌​‌​​‍‌‌​ ​‍​ ​‍​ ‍‌​ ‌ ‌‍​‍​ ‍‌‌‍​‍‌‍‌‍​ ​ ​ ​‌​ ‌ ‌‍‌​‌‍‌​‌‍​‌​‍‌‌​ ​‍​ ​‍​‍‌‌​ ‌‌‌​‌​​‍ ‍‌‍​ ‌‍‍​‌‍‍‌‌‍ ​‌‍‌​‌ ​‍‌‍‌‌‌‍ ‍​‍‌‌​ ‌‌‌​​‍‌‌ ‌‍‍ ‌‍‌‌‌ ‍‌​‍‌‌​ ​ ‌​‌​​‍‌‌​ ​ ‌​‌​​‍‌‌​ ​‍​ ​‍​ ‌‍​ ‍​​ ‌‍‌‍​‍‌‍​‍​ ‌‌​ ‌‍​ ‍‌​ ‍‌‌‍‌​​ ‌​‌‍‌​​‍‌‌​ ​‍​ ​‍​‍‌‌​ ‌‌‌​‌​​‍ ‍‌ ‌​‌‍‌‌‌ ‍​‌ ‌​​ ‌‍​‍‌‍​‌‌ ​ ‌‍‌‌‌‌‌‌‌ ​‍‌‍ ​​ ‌​‍‌‌​ ​‍‌​‌‍‌‍​‌‌‍‌​‌‍ ‌‌‍‍‌‌‍ ‍​‍‌‍‌‍‍‌‌‍‌​​ ‌‌‍‍​‌‍ ‌‍ ‌‌‍‌‌​‍‌‍‌ ‌​‌ ‍‌‌ ​​‌‍‌‌​ ‌‌‍‍​‌‍ ‌‍ ‌‌‍‌‌​‍‌‍‌ ​​‌‍​‌‌ ‌​‌‍‍​​ ‌‌‍​ ‌‍ ‌‍ ‍‌ ‌​‌‍‌‌‌‍ ‍‌ ‌​​‍‌‌​ ‌‌‌​​‍‌‌ ‌‍‍ ‌‍‌‌‌ ‍‌​‍‌‌​ ​ ‌​‌​​‍‌‌​ ​ ‌​‌​​‍‌‌​ ​‍​ ​‍​ ​​‌‍‌‍​ ‌‌‌‍‌​​ ‍​​ ​​‌‍​‍​ ‌‍‌‍‌‍​ ‌‍​ ‌‍​ ​‌​‍‌‌​ ​‍​ ​‍​‍‌‌​ ‌‌‌​‌​​‍ ‍‌‍ ​‌‍‍‌‌ ​ ‌ ‌​​‍‌‌​ ‌‌‌​​‍‌‌ ‌‍‍ ‌‍‌‌‌ ‍‌​‍‌‌​ ​ ‌​‌​​‍‌‌​ ​ ‌​‌​​‍‌‌​ ​‍​ ​‍‌‍​‌​ ​ ‌‍​‍​ ‍‌‌‍​‍‌‍‌​​ ‌‌‌‍‌‌​ ‍‌​ ​‌​ ‌‍​ ​‌​‍‌‌​ ​‍​ ​‍​‍‌‌​ ‌‌‌​‌​​‍ ‍‌ ​ ‌ ‌‌‌‍​‍‌ ‌​‌‍‍‌‌ ‌​‌‍ ​‌‍‌‌​‍‌‌​ ‌‌‌​​‍‌‌ ‌‍‍ ‌‍‌‌‌ ‍‌​‍‌‌​ ​ ‌​‌​​‍‌‌​ ​ ‌​‌​​‍‌‌​ ​‍​ ​‍​ ‍‌​ ‌ ‌‍​‍​ ‍‌‌‍​‍‌‍‌‍​ ​ ​ ​‌​ ‌ ‌‍‌​‌‍‌​‌‍​‌​‍‌‌​ ​‍​ ​‍​‍‌‌​ ‌‌‌​‌​​‍ ‍‌‍​ ‌‍‍​‌‍‍‌‌‍ ​‌‍‌​‌ ​‍‌‍‌‌‌‍ ‍​‍‌‌​ ‌‌‌​​‍‌‌ ‌‍‍ ‌‍‌‌‌ ‍‌​‍‌‌​ ​ ‌​‌​​‍‌‌​ ​ ‌​‌​​‍‌‌​ ​‍​ ​‍​ ‌‍​ ‍​​ ‌‍‌‍​‍‌‍​‍​ ‌‌​ ‌‍​ ‍‌​ ‍‌‌‍‌​​ ‌​‌‍‌​​‍‌‌​ ​‍​ ​‍​‍‌‌​ ‌‌‌​‌​​‍ ‍‌ ‌​‌‍‌‌‌ ‍​‌ ‌​​‍‌‍‌ ​​‌‍‌‌‌ ​‍‌ ​ ‌ ​​‌‍‌‌‌‍​ ‌ ‌​‌‍‍‌‌ ‌‍‌‍‌‌​ ‌‌ ​​‌ ‌‌‌‍​‍‌‍ ​‌‍‍‌‌ ​ ‌‍‍​‌‍‌‌‌‍‌​​‍​‍‌ ‌
Seasonal edits ​​​​‌ ‍ ​‍​‍‌‍ ‌ ​‍‌‍‍‌‌‍‌ ‌‍‍‌‌‍ ‍​‍​‍​ ‍‍​‍​‍‌ ​ ‌‍​‌‌‍ ‍‌‍‍‌‌ ‌​‌ ‍‌​‍ ‍‌‍‍‌‌‍ ​‍​‍​‍ ​​‍​‍‌‍‍​‌ ​‍‌‍‌‌‌‍‌‍​‍​‍​ ‍‍​‍​‍​‍ ‌‍​‌‌‍‌​‌‍ ‌‌‍‍‌‌‍ ‍​‍ ‌‍‍‌‌‍ ‍‌ ‌​‌‍‌‌‌‍ ‍‌ ‌​​‍ ‌‍‌‌‌‍‌​‌‍‍‌‌ ‌​​‍ ‌‍ ‌‌‍ ‌‍‌​‌‍‌‌​ ‌‌ ​​‌ ​‍‌‍‌‌‌ ​ ‌‍‌‌‌‍ ‍‌ ‌​‌‍​‌‌ ‌​‌‍‍‌‌‍ ‌‍ ‍​ ‍ ‌‍‍‌‌‍‌​​ ‌‌‍‍​‌‍ ‌‍ ‌‌‍‌‌​ ‍ ‌ ‌​‌ ‍‌‌ ​​‌‍‌‌​ ‌‌‍‍​‌‍ ‌‍ ‌‌‍‌‌​ ‍ ‌ ​​‌‍​‌‌ ‌​‌‍‍​​ ‌‌‍​ ‌‍ ‌‍ ‍‌ ‌​‌‍‌‌‌‍ ‍‌ ‌​​‍‌‌​ ‌‌‌​​‍‌‌ ‌‍‍ ‌‍‌‌‌ ‍‌​‍‌‌​ ​ ‌​‌​​‍‌‌​ ​ ‌​‌​​‍‌‌​ ​‍​ ​‍​ ​​‌‍‌‍​ ‌‌‌‍‌​​ ‍​​ ​​‌‍​‍​ ‌‍‌‍‌‍​ ‌‍​ ‌‍​ ​‌​‍‌‌​ ​‍​ ​‍​‍‌‌​ ‌‌‌​‌​​‍ ‍‌‍ ​‌‍‍‌‌ ​ ‌ ‌​​‍‌‌​ ‌‌‌​​‍‌‌ ‌‍‍ ‌‍‌‌‌ ‍‌​‍‌‌​ ​ ‌​‌​​‍‌‌​ ​ ‌​‌​​‍‌‌​ ​‍​ ​‍‌‍​‌​ ​ ‌‍​‍​ ‍‌‌‍​‍‌‍‌​​ ‌‌‌‍‌‌​ ‍‌​ ​‌​ ‌‍​ ​‌​‍‌‌​ ​‍​ ​‍​‍‌‌​ ‌‌‌​‌​​‍ ‍‌ ​ ‌ ‌‌‌‍​‍‌ ‌​‌‍‍‌‌ ‌​‌‍ ​‌‍‌‌​‍‌‌​ ‌‌‌​​‍‌‌ ‌‍‍ ‌‍‌‌‌ ‍‌​‍‌‌​ ​ ‌​‌​​‍‌‌​ ​ ‌​‌​​‍‌‌​ ​‍​ ​‍​ ​‌‌‍‌‍‌‍​‍‌‍‌‌‌‍​‍​ ‌​‌‍​‌​ ​​​ ‍‌​ ‌‍​ ‌ ​ ​ ​‍‌‌​ ​‍​ ​‍​‍‌‌​ ‌‌‌​‌​​‍ ‍‌‍​ ‌‍‍​‌‍‍‌‌‍ ​‌‍‌​‌ ​‍‌‍‌‌‌‍ ‍​‍‌‌​ ‌‌‌​​‍‌‌ ‌‍‍ ‌‍‌‌‌ ‍‌​‍‌‌​ ​ ‌​‌​​‍‌‌​ ​ ‌​‌​​‍‌‌​ ​‍​ ​‍​ ​ ‌‍‌‍​ ​‍‌‍​‍​ ​ ​ ​‍​ ​‍‌‍‌‌‌‍‌‍‌‍​ ​ ‌‌​ ​ ​‍‌‌​ ​‍​ ​‍​‍‌‌​ ‌‌‌​‌​​‍ ‍‌ ‌​‌‍‌‌‌ ‍​‌ ‌​​ ‌‍​‍‌‍​‌‌ ​ ‌‍‌‌‌‌‌‌‌ ​‍‌‍ ​​ ‌​‍‌‌​ ​‍‌​‌‍‌‍​‌‌‍‌​‌‍ ‌‌‍‍‌‌‍ ‍​‍‌‍‌‍‍‌‌‍‌​​ ‌‌‍‍​‌‍ ‌‍ ‌‌‍‌‌​‍‌‍‌ ‌​‌ ‍‌‌ ​​‌‍‌‌​ ‌‌‍‍​‌‍ ‌‍ ‌‌‍‌‌​‍‌‍‌ ​​‌‍​‌‌ ‌​‌‍‍​​ ‌‌‍​ ‌‍ ‌‍ ‍‌ ‌​‌‍‌‌‌‍ ‍‌ ‌​​‍‌‌​ ‌‌‌​​‍‌‌ ‌‍‍ ‌‍‌‌‌ ‍‌​‍‌‌​ ​ ‌​‌​​‍‌‌​ ​ ‌​‌​​‍‌‌​ ​‍​ ​‍​ ​​‌‍‌‍​ ‌‌‌‍‌​​ ‍​​ ​​‌‍​‍​ ‌‍‌‍‌‍​ ‌‍​ ‌‍​ ​‌​‍‌‌​ ​‍​ ​‍​‍‌‌​ ‌‌‌​‌​​‍ ‍‌‍ ​‌‍‍‌‌ ​ ‌ ‌​​‍‌‌​ ‌‌‌​​‍‌‌ ‌‍‍ ‌‍‌‌‌ ‍‌​‍‌‌​ ​ ‌​‌​​‍‌‌​ ​ ‌​‌​​‍‌‌​ ​‍​ ​‍‌‍​‌​ ​ ‌‍​‍​ ‍‌‌‍​‍‌‍‌​​ ‌‌‌‍‌‌​ ‍‌​ ​‌​ ‌‍​ ​‌​‍‌‌​ ​‍​ ​‍​‍‌‌​ ‌‌‌​‌​​‍ ‍‌ ​ ‌ ‌‌‌‍​‍‌ ‌​‌‍‍‌‌ ‌​‌‍ ​‌‍‌‌​‍‌‌​ ‌‌‌​​‍‌‌ ‌‍‍ ‌‍‌‌‌ ‍‌​‍‌‌​ ​ ‌​‌​​‍‌‌​ ​ ‌​‌​​‍‌‌​ ​‍​ ​‍​ ​‌‌‍‌‍‌‍​‍‌‍‌‌‌‍​‍​ ‌​‌‍​‌​ ​​​ ‍‌​ ‌‍​ ‌ ​ ​ ​‍‌‌​ ​‍​ ​‍​‍‌‌​ ‌‌‌​‌​​‍ ‍‌‍​ ‌‍‍​‌‍‍‌‌‍ ​‌‍‌​‌ ​‍‌‍‌‌‌‍ ‍​‍‌‌​ ‌‌‌​​‍‌‌ ‌‍‍ ‌‍‌‌‌ ‍‌​‍‌‌​ ​ ‌​‌​​‍‌‌​ ​ ‌​‌​​‍‌‌​ ​‍​ ​‍​ ​ ‌‍‌‍​ ​‍‌‍​‍​ ​ ​ ​‍​ ​‍‌‍‌‌‌‍‌‍‌‍​ ​ ‌‌​ ​ ​‍‌‌​ ​‍​ ​‍​‍‌‌​ ‌‌‌​‌​​‍ ‍‌ ‌​‌‍‌‌‌ ‍​‌ ‌​​‍‌‍‌ ​​‌‍‌‌‌ ​‍‌ ​ ‌ ​​‌‍‌‌‌‍​ ‌ ‌​‌‍‍‌‌ ‌‍‌‍‌‌​ ‌‌ ​​‌ ‌‌‌‍​‍‌‍ ​‌‍‍‌‌ ​ ‌‍‍​‌‍‌‌‌‍‌​​‍​‍‌ ‌